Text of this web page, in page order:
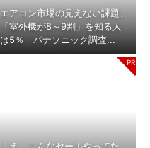
エアコン市場の見えない課題、
「室外機が8～9割」を知る人
は5％ パナソニック調査...